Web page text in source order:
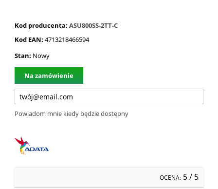
Kod producenta: ASU800SS-2TT-C
Kod EAN: 4713218466594
Stan: Nowy
Na zamówienie
Powiadom mnie kiedy będzie dostępny
OCENA: 5/ 5